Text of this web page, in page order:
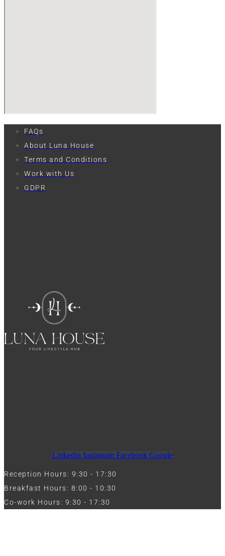
FAQs
About Luna House
Terms and Conditions
Work with Us
GDPR
Linkedin Instagram Facebook Google
Reception Hours: 9:30 - 17:30
Breakfast Hours: 8:00 - 10:30
Co-work Hours: 9:30 - 17:30